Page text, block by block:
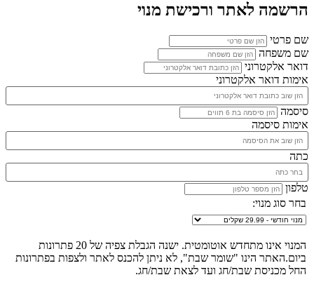
הרשמה לאתר ורכישת מנוי
שם פרטי
שם משפחה
דואר אלקטרוני
אימות דואר אלקטרוני
סיסמה
אימות סיסמה
כתה
טלפון
בחר סוג מנוי:
המנוי אינו מתחדש אוטומטית. ישנה הגבלת צפיה של 20 פתרונות
ביום.האתר הינו "שומר שבת", לא ניתן להכנס לאתר ולצפות בפתרונות
החל מכניסת שבת/חג ועד לצאת שבת/חג.